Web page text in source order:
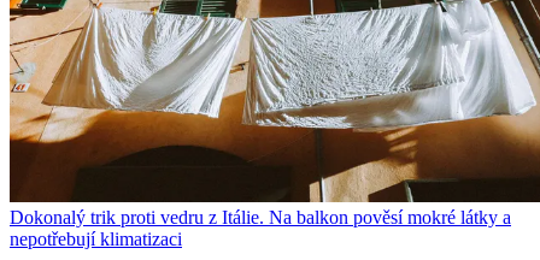
Dokonalý trik proti vedru z Itálie. Na balkon pověsí mokré látky a
nepotřebují klimatizaci